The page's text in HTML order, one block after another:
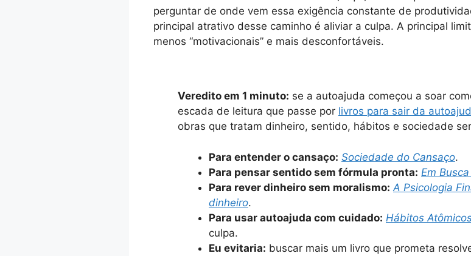
perguntar de onde vem essa exigência constante de
principal atrativo desse caminho é aliviar a culpa. A principal
menos “motivacionais” e mais desconfortáveis.
Veredito em 1 minuto: se a autoajuda começou a soar
escada de leitura que passe por livros para sair da
obras que tratam dinheiro, sentido, hábitos e sociedade
Para entender o cansaço: Sociedade do Cansaço.
Para pensar sentido sem fórmula pronta: Em
Para rever dinheiro sem moralismo: A Psicologia
dinheiro.
Para usar autoajuda com cuidado: Hábitos
culpa.
Eu evitaria: buscar mais um livro que prometa